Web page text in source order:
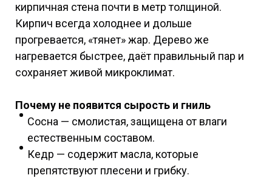
кирпичная стена почти в метр толщиной.
Кирпич всегда холоднее и дольше
прогревается, «тянет» жар. Дерево же
нагревается быстрее, даёт правильный пар и
сохраняет живой микроклимат.
Почему не появится сырость и гниль
Сосна — смолистая, защищена от влаги
естественным составом.
Кедр — содержит масла, которые
препятствуют плесени и грибку.